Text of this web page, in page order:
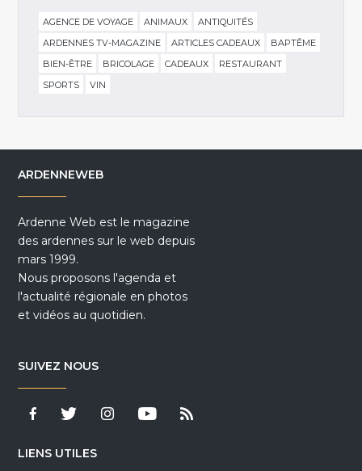
AGENCE DE VOYAGE ANIMAUX
ANTIQUITÉS
ARDENNES TV-MAGAZINE
ARTICLES CADEAUX
BAPTÊME
BIEN-ÊTRE
BRICOLAGE CADEAUX
RESTAURANT
SPORTS
VIN
ARDENNEWEB
Ardenne Web est le magazine
des ardennes sur le web depuis
mars 1999.
Nous proposons l'agenda et
l'actualité régionale en photos
et vidéos au quotidien.
SUIVEZ NOUS
LIENS UTILES